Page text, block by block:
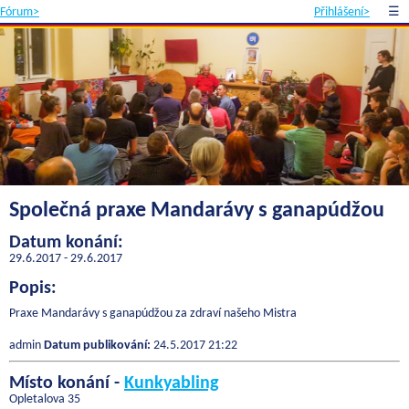
Fórum> Přihlášení> ☰
Společná praxe Mandarávy s ganapúdžou
Datum konání:
29.6.2017 - 29.6.2017
Popis:
Praxe Mandarávy s ganapúdžou za zdraví našeho Mistra
admin Datum publikování: 24.5.2017 21:22
Místo konání - Kunkyabling
Opletalova 35